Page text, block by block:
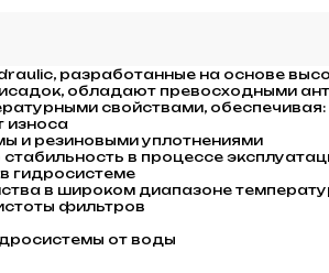
разработанные на основе
обладают превосходными
свойствами, обеспечивая:
износа
и резиновыми уплотнениями
в процессе
гидросистеме
в широком диапазоне
фильтров
от воды